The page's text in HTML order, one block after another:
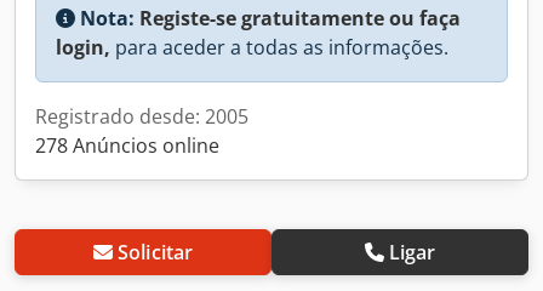
Nota: Registe-se gratuitamente ou faça
login, para aceder a todas as informações.
Registrado desde: 2005
278 Anúncios online
Solicitar Ligar